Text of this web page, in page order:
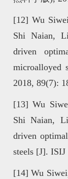
[12] Wu
Shi Naian,
driven
microalloyed
2018, 89(7):
[13]Wu
Shi Naian,
driven
steels [J].
[14]Wu